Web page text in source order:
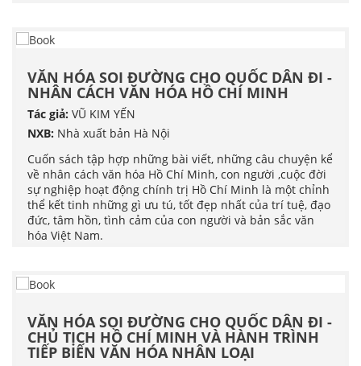
VĂN HÓA SOI ĐƯỜNG CHO QUỐC DÂN ĐI -
NHÂN CÁCH VĂN HÓA HỒ CHÍ MINH
Tác giả: VŨ KIM YẾN
NXB: Nhà xuất bản Hà Nội
Cuốn sách tập hợp những bài viết, những câu chuyện kể
về nhân cách văn hóa Hồ Chí Minh, con người ,cuộc đời
sự nghiệp hoạt động chính trị Hồ Chí Minh là một chỉnh
thể kết tinh những gì ưu tú, tốt đẹp nhất của trí tuệ, đạo
đức, tâm hồn, tình cảm của con người và bản sắc văn
hóa Việt Nam.
VĂN HÓA SOI ĐƯỜNG CHO QUỐC DÂN ĐI -
CHỦ TỊCH HỒ CHÍ MINH VÀ HÀNH TRÌNH
TIẾP BIẾN VĂN HÓA NHÂN LOẠI